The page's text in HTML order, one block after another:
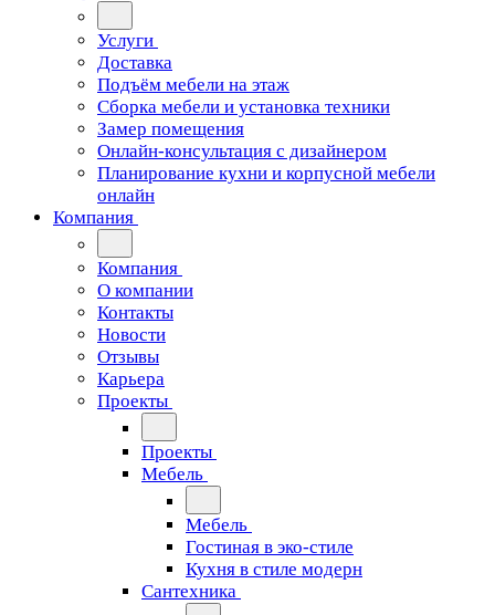
Услуги
Доставка
Подъём мебели на этаж
Сборка мебели и установка техники
Замер помещения
Онлайн-консультация с дизайнером
Планирование кухни и корпусной мебели
онлайн
Компания
Компания
О компании
Контакты
Новости
Отзывы
Карьера
Проекты
Проекты
Мебель
Мебель
Гостиная в эко-стиле
Кухня в стиле модерн
Сантехника